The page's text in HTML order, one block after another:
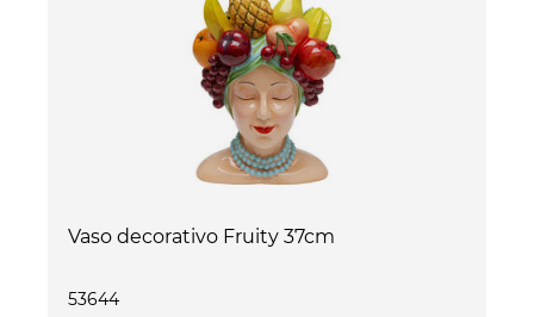
Vaso decorativo Fruity 37cm
53644